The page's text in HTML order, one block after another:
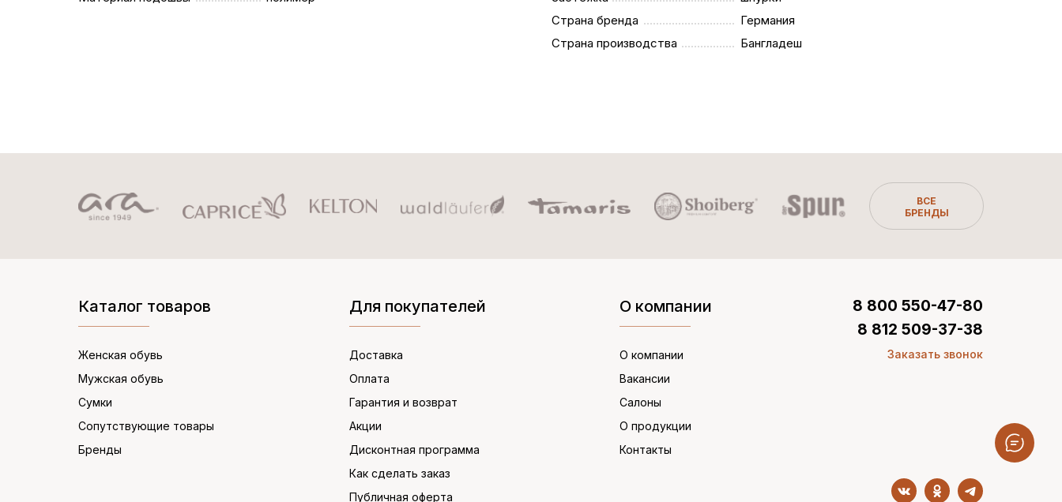
Страна бренда
Германия
Страна производства
Бангладеш
ВСЕ
БРЕНДЫ
Каталог товаров
Женская обувь
Мужская обувь
Сумки
Сопутствующие товары
Бренды
Для покупателей
Доставка
Оплата
Гарантия и возврат
Акции
Дисконтная программа
Как сделать заказ
Публичная оферта
О компании
О компании
Вакансии
Салоны
О продукции
Контакты
8 800 550-47-80
8 812 509-37-38
Заказать звонок